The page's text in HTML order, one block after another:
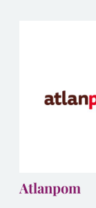
Atlanpom